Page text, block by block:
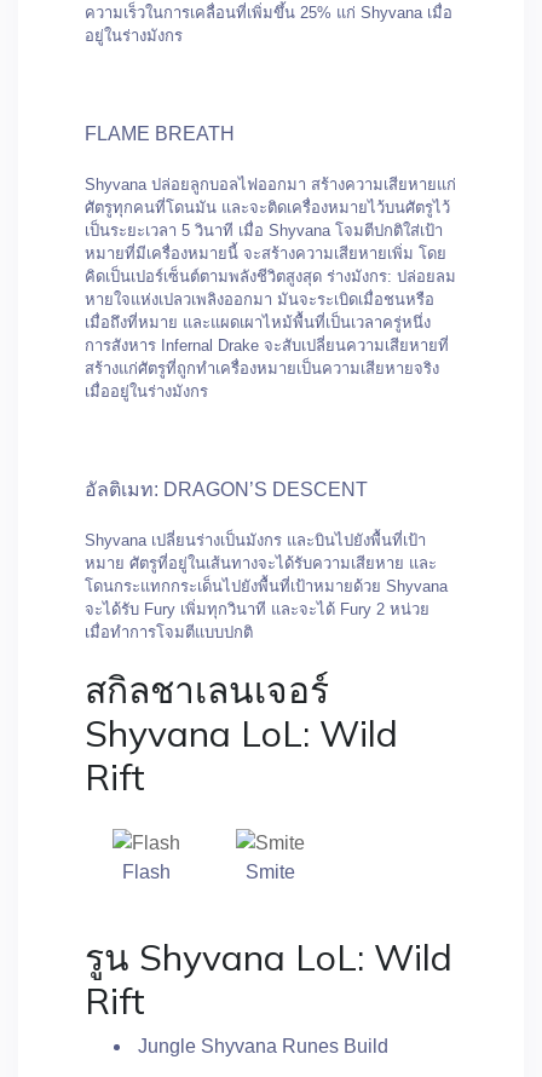
ความเร็วในการเคลื่อนที่เพิ่มขึ้น 25% แก่ Shyvana เมื่อ
อยู่ในร่างมังกร
FLAME BREATH
Shyvana ปล่อยลูกบอลไฟออกมา สร้างความเสียหายแก่
ศัตรูทุกคนที่โดนมัน และจะติดเครื่องหมายไว้บนศัตรูไว้
เป็นระยะเวลา 5 วินาที เมื่อ Shyvana โจมตีปกติใส่เป้า
หมายที่มีเครื่องหมายนี้ จะสร้างความเสียหายเพิ่ม โดย
คิดเป็นเปอร์เซ็นต์ตามพลังชีวิตสูงสุด ร่างมังกร: ปล่อยลม
หายใจแห่งเปลวเพลิงออกมา มันจะระเบิดเมื่อชนหรือ
เมื่อถึงที่หมาย และแผดเผาไหม้พื้นที่เป็นเวลาครู่หนึ่ง
การสังหาร Infernal Drake จะสับเปลี่ยนความเสียหายที่
สร้างแก่ศัตรูที่ถูกทำเครื่องหมายเป็นความเสียหายจริง
เมื่ออยู่ในร่างมังกร
อัลติเมท: DRAGON’S DESCENT
Shyvana เปลี่ยนร่างเป็นมังกร และบินไปยังพื้นที่เป้า
หมาย ศัตรูที่อยู่ในเส้นทางจะได้รับความเสียหาย และ
โดนกระแทกกระเด็นไปยังพื้นที่เป้าหมายด้วย Shyvana
จะได้รับ Fury เพิ่มทุกวินาที และจะได้ Fury 2 หน่วย
เมื่อทำการโจมตีแบบปกติ
สกิลชาเลนเจอร์
Shyvana LoL: Wild
Rift
Flash Smite
รูน Shyvana LoL: Wild
Rift
Jungle Shyvana Runes Build